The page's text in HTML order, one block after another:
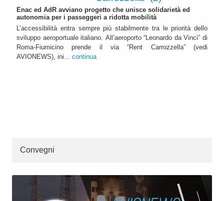
Enac ed AdR avviano progetto che unisce solidarietà ed
autonomia per i passeggeri a ridotta mobilità
L’accessibilità entra sempre più stabilmente tra le priorità dello
sviluppo aeroportuale italiano. All’aeroporto “Leonardo da Vinci” di
Roma-Fiumicino prende il via “Rent Carrozzella” (vedi
AVIONEWS), ini... continua
Convegni